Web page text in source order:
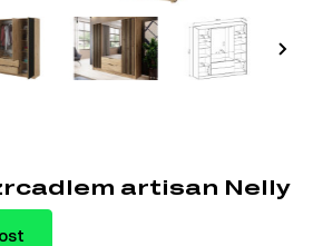
artisan Nelly